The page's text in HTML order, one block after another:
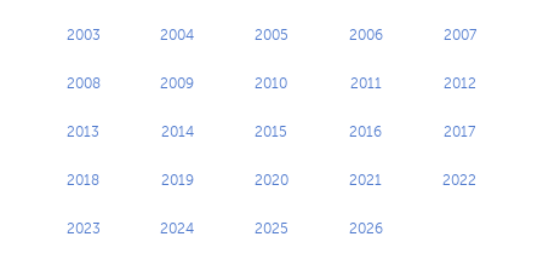
2003 2004 2005 2006 2007
2008 2009 2010 2011 2012
2013 2014 2015 2016 2017
2018 2019 2020 2021 2022
2023 2024 2025 2026